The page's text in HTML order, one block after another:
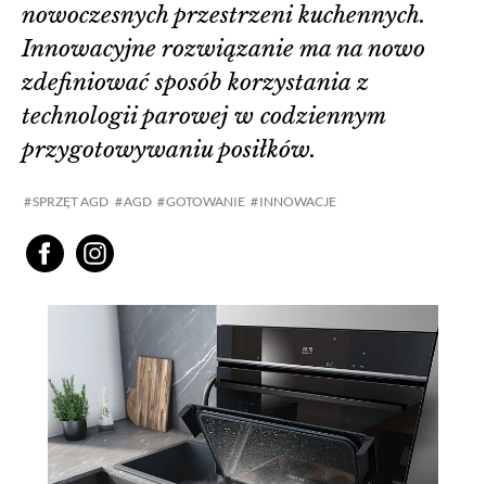
SPRZĘT AGD AGD GOTOWANIE INNOWACJE
nowoczesnych przestrzeni kuchennych.
Innowacyjne rozwiązanie ma na nowo
zdefiniować sposób korzystania z
technologii parowej w codziennym
przygotowywaniu posiłków.